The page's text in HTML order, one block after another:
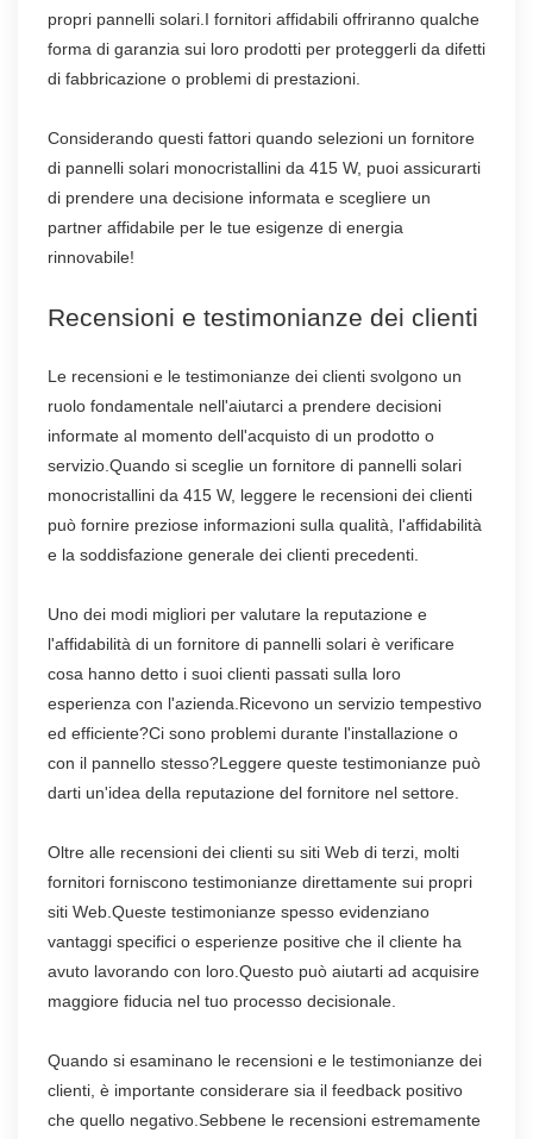
propri pannelli solari.I fornitori affidabili offriranno qualche
forma di garanzia sui loro prodotti per proteggerli da difetti
di fabbricazione o problemi di prestazioni.
Considerando questi fattori quando selezioni un fornitore
di pannelli solari monocristallini da 415 W, puoi assicurarti
di prendere una decisione informata e scegliere un
partner affidabile per le tue esigenze di energia
rinnovabile!
Recensioni e testimonianze dei clienti
Le recensioni e le testimonianze dei clienti svolgono un
ruolo fondamentale nell'aiutarci a prendere decisioni
informate al momento dell'acquisto di un prodotto o
servizio.Quando si sceglie un fornitore di pannelli solari
monocristallini da 415 W, leggere le recensioni dei clienti
può fornire preziose informazioni sulla qualità, l'affidabilità
e la soddisfazione generale dei clienti precedenti.
Uno dei modi migliori per valutare la reputazione e
l'affidabilità di un fornitore di pannelli solari è verificare
cosa hanno detto i suoi clienti passati sulla loro
esperienza con l'azienda.Ricevono un servizio tempestivo
ed efficiente?Ci sono problemi durante l'installazione o
con il pannello stesso?Leggere queste testimonianze può
darti un'idea della reputazione del fornitore nel settore.
Oltre alle recensioni dei clienti su siti Web di terzi, molti
fornitori forniscono testimonianze direttamente sui propri
siti Web.Queste testimonianze spesso evidenziano
vantaggi specifici o esperienze positive che il cliente ha
avuto lavorando con loro.Questo può aiutarti ad acquisire
maggiore fiducia nel tuo processo decisionale.
Quando si esaminano le recensioni e le testimonianze dei
clienti, è importante considerare sia il feedback positivo
che quello negativo.Sebbene le recensioni estremamente